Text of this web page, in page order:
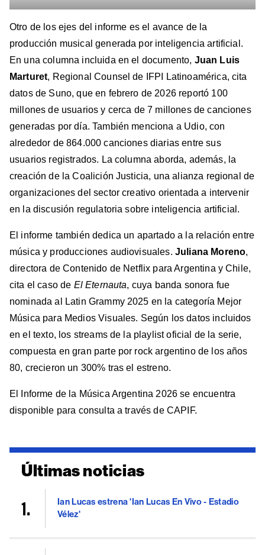
Otro de los ejes del informe es el avance de la
producción musical generada por inteligencia artificial.
En una columna incluida en el documento, Juan Luis
Marturet, Regional Counsel de IFPI Latinoamérica, cita
datos de Suno, que en febrero de 2026 reportó 100
millones de usuarios y cerca de 7 millones de canciones
generadas por día. También menciona a Udio, con
alrededor de 864.000 canciones diarias entre sus
usuarios registrados. La columna aborda, además, la
creación de la Coalición Justicia, una alianza regional de
organizaciones del sector creativo orientada a intervenir
en la discusión regulatoria sobre inteligencia artificial.
El informe también dedica un apartado a la relación entre
música y producciones audiovisuales. Juliana Moreno,
directora de Contenido de Netflix para Argentina y Chile,
cita el caso de El Eternauta, cuya banda sonora fue
nominada al Latin Grammy 2025 en la categoría Mejor
Música para Medios Visuales. Según los datos incluidos
en el texto, los streams de la playlist oficial de la serie,
compuesta en gran parte por rock argentino de los años
80, crecieron un 300% tras el estreno.
El Informe de la Música Argentina 2026 se encuentra
disponible para consulta a través de CAPIF.
Últimas noticias
Ian Lucas estrena 'Ian Lucas En Vivo - Estadio
Vélez'